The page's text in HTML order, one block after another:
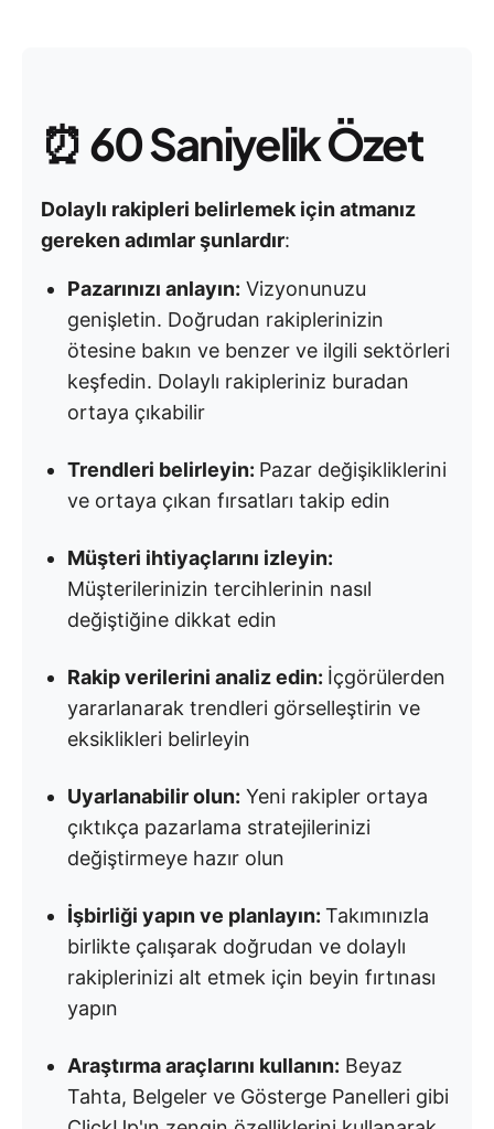
⏰60 Saniyelik Özet
Dolaylı rakipleri belirlemek için atmanız
gereken adımlar şunlardır:
Pazarınızı anlayın: Vizyonunuzu
genişletin. Doğrudan rakiplerinizin
ötesine bakın ve benzer ve ilgili sektörleri
keşfedin. Dolaylı rakipleriniz buradan
ortaya çıkabilir
Trendleri belirleyin: Pazar değişikliklerini
ve ortaya çıkan fırsatları takip edin
Müşteri ihtiyaçlarını izleyin:
Müşterilerinizin tercihlerinin nasıl
değiştiğine dikkat edin
Rakip verilerini analiz edin: İçgörülerden
yararlanarak trendleri görselleştirin ve
eksiklikleri belirleyin
Uyarlanabilir olun: Yeni rakipler ortaya
çıktıkça pazarlama stratejilerinizi
değiştirmeye hazır olun
İşbirliği yapın ve planlayın: Takımınızla
birlikte çalışarak doğrudan ve dolaylı
rakiplerinizi alt etmek için beyin fırtınası
yapın
Araştırma araçlarını kullanın: Beyaz
Tahta, Belgeler ve Gösterge Panelleri gibi